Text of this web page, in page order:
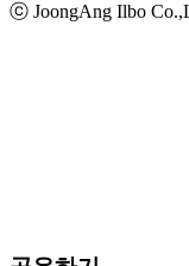
ⓒ JoongAng Ilbo